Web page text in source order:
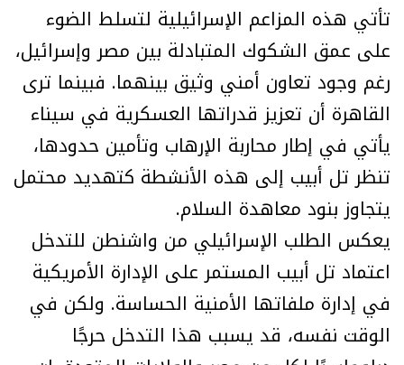
تأتي هذه المزاعم الإسرائيلية لتسلط الضوء
على عمق الشكوك المتبادلة بين مصر وإسرائيل،
رغم وجود تعاون أمني وثيق بينهما. فبينما ترى
القاهرة أن تعزيز قدراتها العسكرية في سيناء
يأتي في إطار محاربة الإرهاب وتأمين حدودها،
تنظر تل أبيب إلى هذه الأنشطة كتهديد محتمل
يتجاوز بنود معاهدة السلام.
يعكس الطلب الإسرائيلي من واشنطن للتدخل
اعتماد تل أبيب المستمر على الإدارة الأمريكية
في إدارة ملفاتها الأمنية الحساسة. ولكن في
الوقت نفسه، قد يسبب هذا التدخل حرجًا